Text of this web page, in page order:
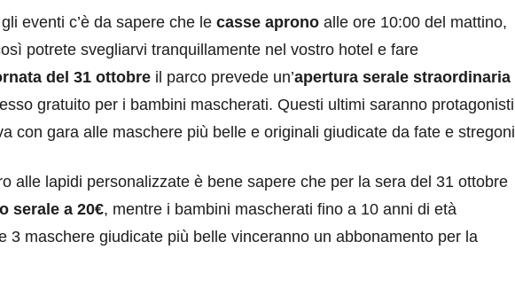
eventi c’è da sapere che le casse aprono alle ore 10:00 del mattino,
potrete svegliarvi tranquillamente nel vostro hotel e fare
del 31 ottobre il parco prevede un’apertura serale straordinaria
gratuito per i bambini mascherati. Questi ultimi saranno protagonisti
con gara alle maschere più belle e originali giudicate da fate e stregoni
alle lapidi personalizzate è bene sapere che per la sera del 31 ottobre
serale a 20€, mentre i bambini mascherati fino a 10 anni di età
3 maschere giudicate più belle vinceranno un abbonamento per la